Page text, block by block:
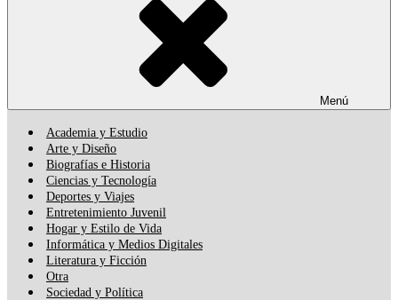
Menú
Academia y Estudio
Arte y Diseño
Biografías e Historia
Ciencias y Tecnología
Deportes y Viajes
Entretenimiento Juvenil
Hogar y Estilo de Vida
Informática y Medios Digitales
Literatura y Ficción
Otra
Sociedad y Política